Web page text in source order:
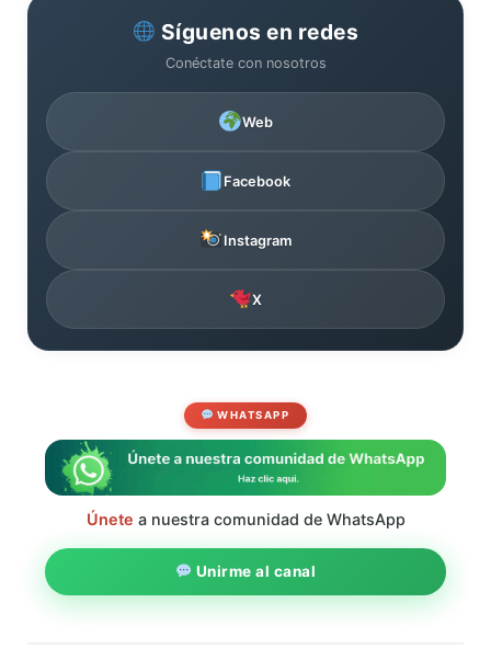
Síguenos en redes
Conéctate con nosotros
Web
Facebook
Instagram
X
WHATSAPP
Únete a nuestra comunidad de WhatsApp
Unirme al canal